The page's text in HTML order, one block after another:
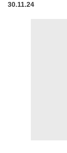
30.11.24